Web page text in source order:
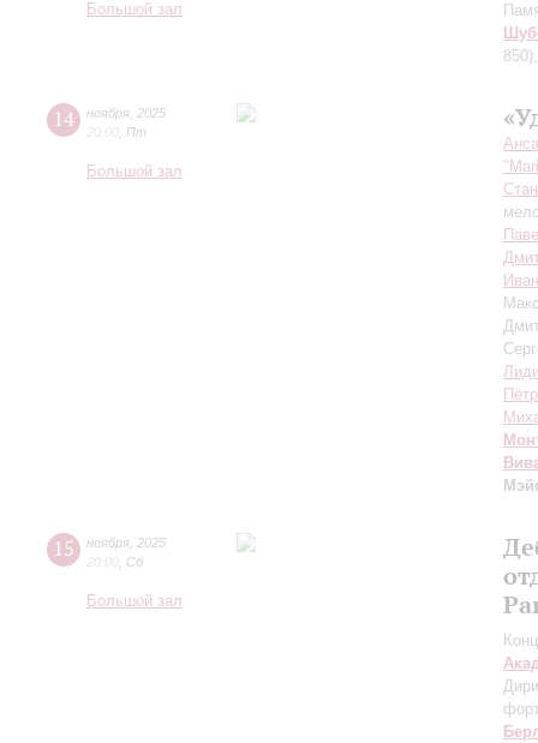
Большой зал
14 ноября 2025
20:00 Пт
Большой зал
15 ноября 2025
20:00 Сб
Большой зал